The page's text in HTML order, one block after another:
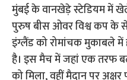
मुंबई के वानखेड़े स्टेडियम में खेले
पुरुष बीस ओवर विश्व कप के
इंग्लैंड को रोमांचक मुकाबले
है। इस मैच में जहां एक तरफ
को मिला, वहीं मैदान पर